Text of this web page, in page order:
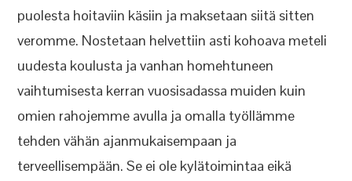
puolesta hoitaviin käsiin ja maksetaan siitä sitten
veromme. Nostetaan helvettiin asti kohoava meteli
uudesta koulusta ja vanhan homehtuneen
vaihtumisesta kerran vuosisadassa muiden kuin
omien rahojemme avulla ja omalla työllämme
tehden vähän ajanmukaisempaan ja
terveellisempään. Se ei ole kylätoimintaa eikä